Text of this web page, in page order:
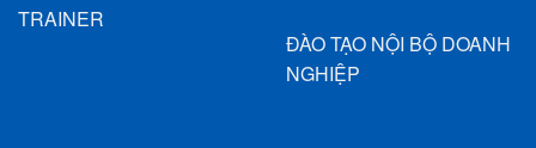
TRAINER
ĐÀO TẠO NỘI BỘ DOANH
NGHIỆP